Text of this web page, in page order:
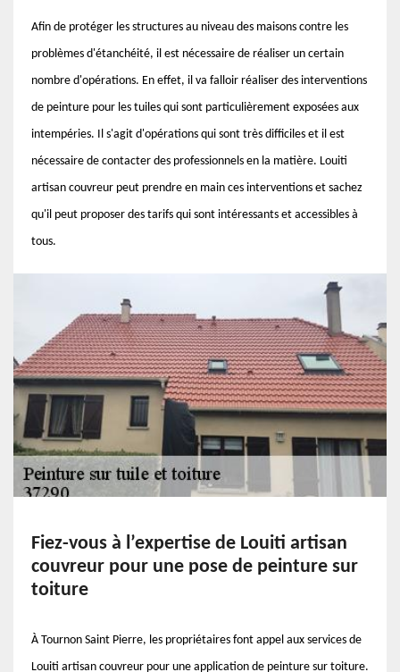
Afin de protéger les structures au niveau des maisons contre les
problèmes d'étanchéité, il est nécessaire de réaliser un certain
nombre d'opérations. En effet, il va falloir réaliser des interventions
de peinture pour les tuiles qui sont particulièrement exposées aux
intempéries. Il s'agit d'opérations qui sont très difficiles et il est
nécessaire de contacter des professionnels en la matière. Louiti
artisan couvreur peut prendre en main ces interventions et sachez
qu'il peut proposer des tarifs qui sont intéressants et accessibles à
tous.
Fiez-vous à l’expertise de Louiti artisan
couvreur pour une pose de peinture sur
toiture
À Tournon Saint Pierre, les propriétaires font appel aux services de
Louiti artisan couvreur pour une application de peinture sur toiture.